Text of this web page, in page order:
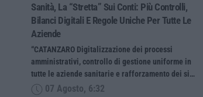
Sanità, La “stretta” Sui Conti: Più Controlli,
Bilanci Digitali E Regole Uniche Per Tutte Le
Aziende
“CATANZARO Digitalizzazione dei processi
amministrativi, controllo di gestione uniforme in
tutte le aziende sanitarie e rafforzamento dei si…
07 Agosto, 6:32